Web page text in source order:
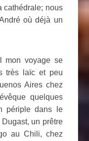
cathédrale; nous
où déjà un
mon voyage se
très laïc et peu
Aires chez
quelques
périple dans le
un prêtre
au Chili, chez